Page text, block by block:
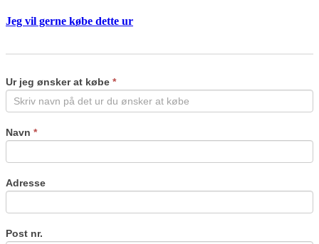
Jeg vil gerne købe dette ur
Ur jeg ønsker at købe *
Navn *
Adresse
Post nr.
human,
leave
this
blank.